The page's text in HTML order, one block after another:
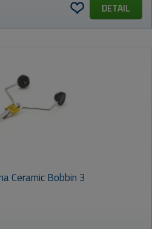
DETAIL
Ceramic Bobbin 3